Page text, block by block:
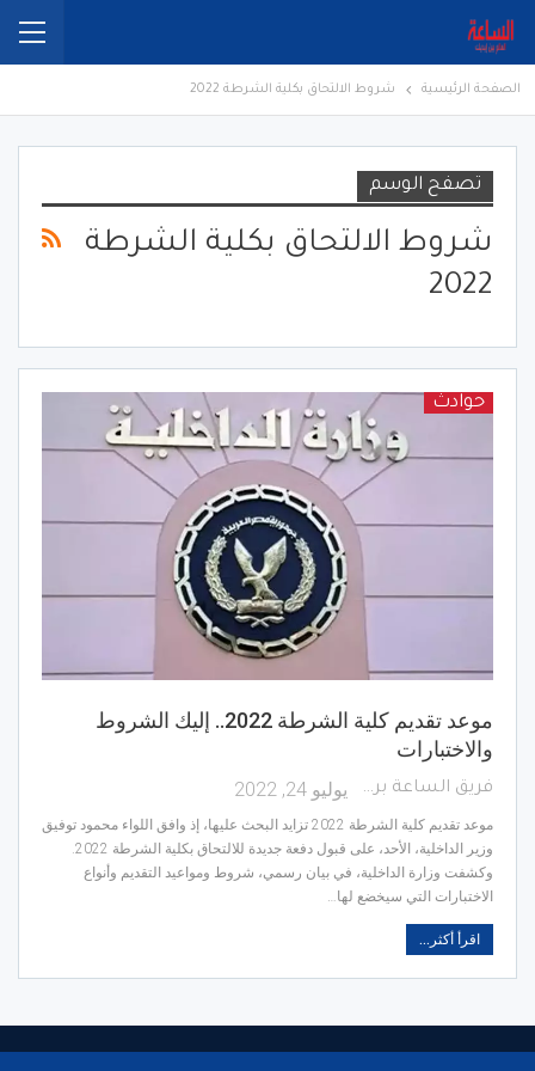
الصفحة الرئيسية شروط الالتحاق بكلية الشرطة 2022
تصفح الوسم
شروط الالتحاق بكلية الشرطة
2022
حوادث
موعد تقديم كلية الشرطة 2022.. إليك الشروط
والاختبارات
فريق الساعة برس يوليو 24, 2022
موعد تقديم كلية الشرطة 2022 تزايد البحث عليها، إذ وافق اللواء محمود توفيق
وزير الداخلية، الأحد، على قبول دفعة جديدة للالتحاق بكلية الشرطة 2022.
وكشفت وزارة الداخلية، في بيان رسمي، شروط ومواعيد التقديم وأنواع
الاختبارات التي سيخضع لها…
اقرأ أكثر...